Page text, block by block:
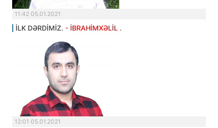
11:42 05.01.2021
İLK DƏRDİMİZ. - İBRAHİMXƏLİL .
12:01 05.01.2021